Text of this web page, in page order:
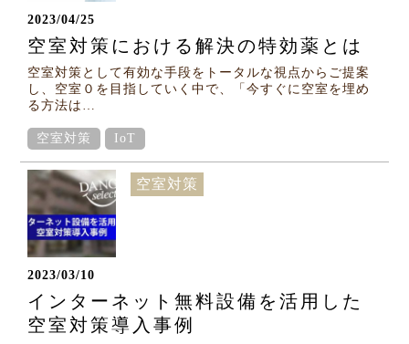
2023/04/25
空室対策における解決の特効薬とは
空室対策として有効な手段をトータルな視点からご提案
し、空室０を目指していく中で、「今すぐに空室を埋め
る方法は…
空室対策 IoT
空室対策
2023/03/10
インターネット無料設備を活用した
空室対策導入事例